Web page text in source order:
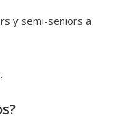
y semi-seniors a